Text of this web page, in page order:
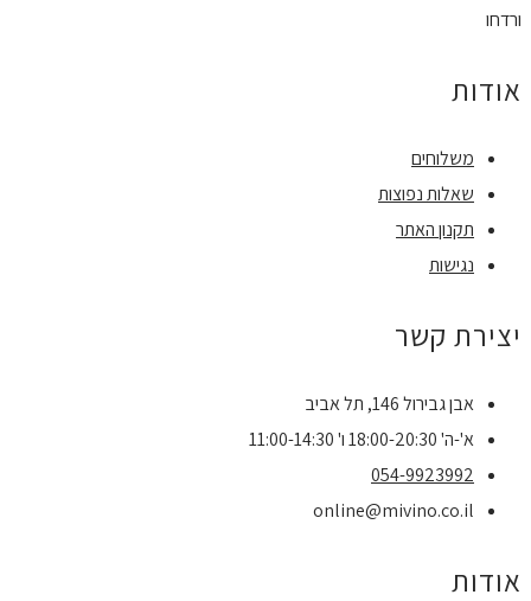
ורדחו
אודות
משלוחים
שאלות נפוצות
תקנון האתר
נגישות
יצירת קשר
אבן גבירול 146, תל אביב
א'-ה' 18:00-20:30 ו' 11:00-14:30
054-9923992
online@mivino.co.il
אודות